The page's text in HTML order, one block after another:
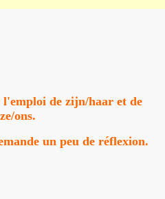
de zijn/haar et de
ons.
un peu de réflexion.